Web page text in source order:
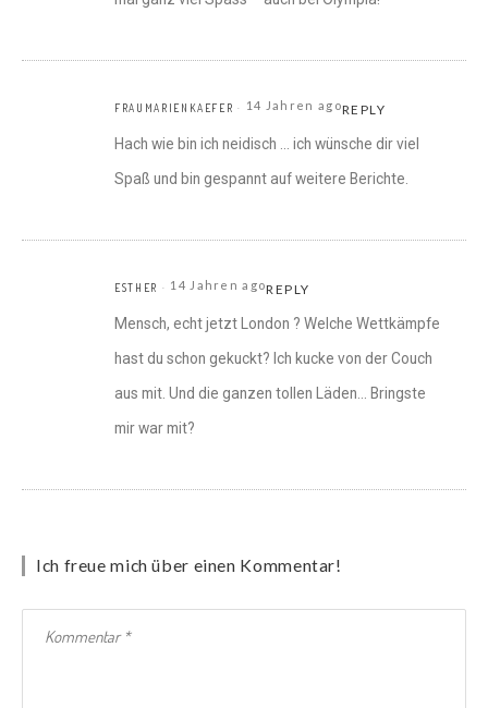
FRAUMARIENKAEFER 14 Jahren agoREPLY
Hach wie bin ich neidisch … ich wünsche dir viel
Spaß und bin gespannt auf weitere Berichte.
ESTHER 14 Jahren agoREPLY
Mensch, echt jetzt London ? Welche Wettkämpfe
hast du schon gekuckt? Ich kucke von der Couch
aus mit. Und die ganzen tollen Läden… Bringste
mir war mit?
Ich freue mich über einen Kommentar!